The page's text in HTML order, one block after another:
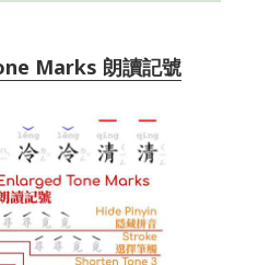
Marks 朗讀記號